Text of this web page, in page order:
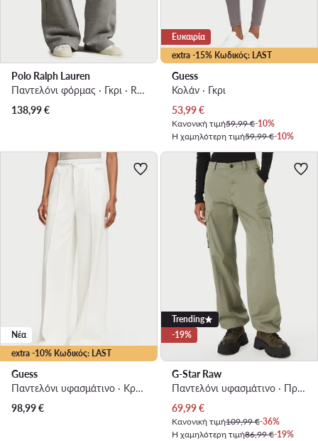
Polo Ralph Lauren
Παντελόνι φόρμας · Γκρι · Regular Fit
138,99€
extra -15% Κωδικός: LAST
Ευκαιρία
Guess
Κολάν · Γκρι
Τρέχουσα τιμή
53,99€
Κανονική τιμή59,99 €-10%
Η χαμηλότερη τιμή59,99 €-10%
extra -10% Κωδικός: LAST
Νέα
Guess
Παντελόνι υφασμάτινο · Κρεμ · Relaxed Fit
98,99€
Trending
-19%
G-Star Raw
Παντελόνι υφασμάτινο · Πράσινο · Regular Fit
Τρέχουσα τιμή
69,99€
Κανονική τιμή109,99 €-36%
Η χαμηλότερη τιμή86,99 €-19%